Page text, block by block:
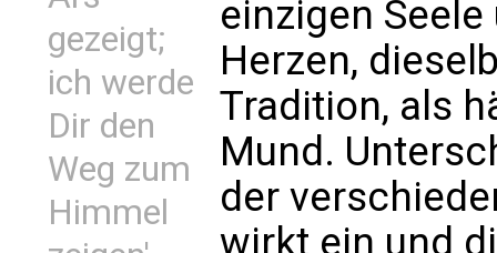
gezeigt;
ich werde
Dir den
Weg zum
Himmel
einzigen
Herzen,
Tradition, als
Mund.
der
wirkt ein und